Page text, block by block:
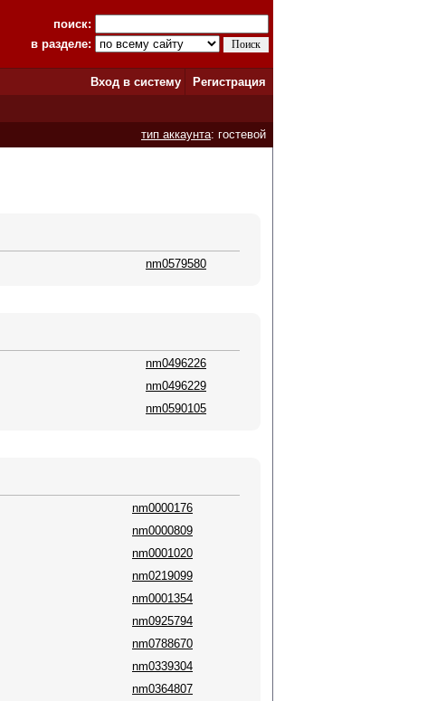
поиск:
в разделе:
Вход в систему
Регистрация
тип аккаунта: гостевой
nm0579580
nm0496226
nm0496229
nm0590105
nm0000176
nm0000809
nm0001020
nm0219099
nm0001354
nm0925794
nm0788670
nm0339304
nm0364807